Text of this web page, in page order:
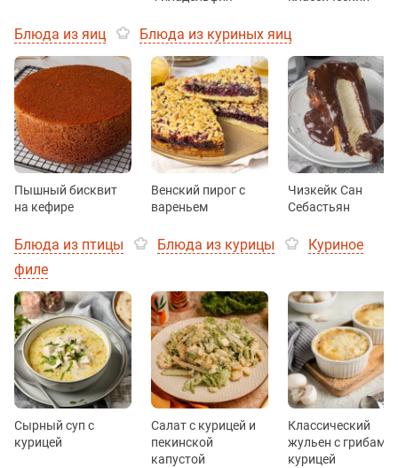
Блюда из яиц Блюда из куриных яиц
Пышный бисквит
на кефире
Венский пирог с
вареньем
Чизкейк Сан
Себастьян
Блюда из птицы Блюда из курицы
Куриное
филе
Сырный суп с
курицей
Салат с курицей и
пекинской
капустой
Классический
жульен с грибами
курицей